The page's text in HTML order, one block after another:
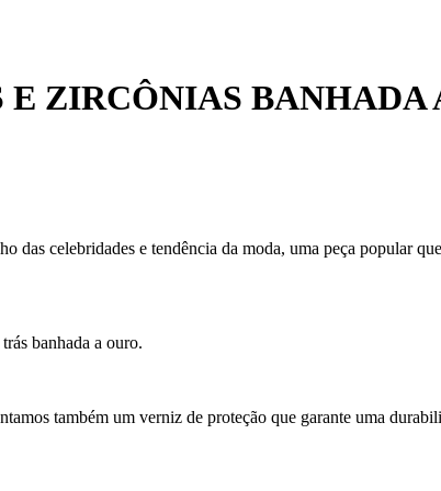
ZIRCÔNIAS BANHADA
celebridades e tendência da moda, uma peça popular
banhada a ouro.
também um verniz de proteção que garante uma